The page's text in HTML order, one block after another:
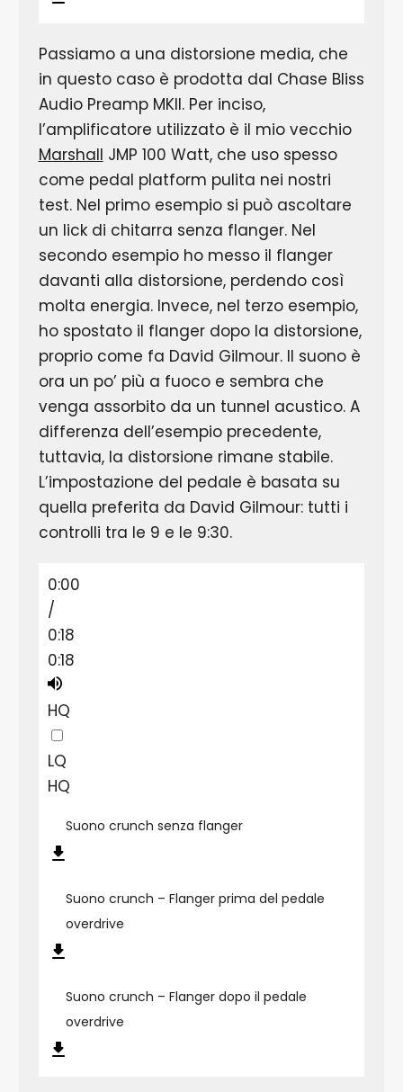
Passiamo a una distorsione media, che
in questo caso è prodotta dal Chase Bliss
Audio Preamp MKII. Per inciso,
l’amplificatore utilizzato è il mio vecchio
Marshall JMP 100 Watt, che uso spesso
come pedal platform pulita nei nostri
test. Nel primo esempio si può ascoltare
un lick di chitarra senza flanger. Nel
secondo esempio ho messo il flanger
davanti alla distorsione, perdendo così
molta energia. Invece, nel terzo esempio,
ho spostato il flanger dopo la distorsione,
proprio come fa David Gilmour. Il suono è
ora un po’ più a fuoco e sembra che
venga assorbito da un tunnel acustico. A
differenza dell’esempio precedente,
tuttavia, la distorsione rimane stabile.
L’impostazione del pedale è basata su
quella preferita da David Gilmour: tutti i
controlli tra le 9 e le 9:30.
0:00
/
0:18
0:18
HQ
LQ
HQ
Suono crunch senza flanger
Suono crunch – Flanger prima del pedale
overdrive
Suono crunch – Flanger dopo il pedale
overdrive